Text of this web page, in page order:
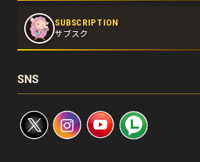
SUBSCRIPTION
サブスク
SNS